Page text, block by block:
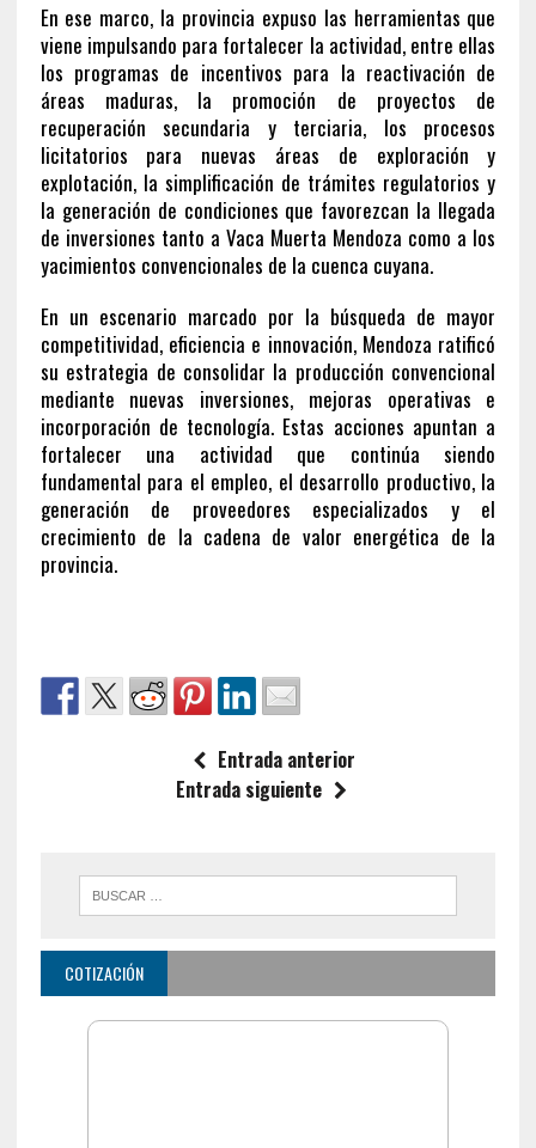
En ese marco, la provincia expuso las herramientas que
viene impulsando para fortalecer la actividad, entre ellas
los programas de incentivos para la reactivación de
áreas maduras, la promoción de proyectos de
recuperación secundaria y terciaria, los procesos
licitatorios para nuevas áreas de exploración y
explotación, la simplificación de trámites regulatorios y
la generación de condiciones que favorezcan la llegada
de inversiones tanto a Vaca Muerta Mendoza como a los
yacimientos convencionales de la cuenca cuyana.
En un escenario marcado por la búsqueda de mayor
competitividad, eficiencia e innovación, Mendoza ratificó
su estrategia de consolidar la producción convencional
mediante nuevas inversiones, mejoras operativas e
incorporación de tecnología. Estas acciones apuntan a
fortalecer una actividad que continúa siendo
fundamental para el empleo, el desarrollo productivo, la
generación de proveedores especializados y el
crecimiento de la cadena de valor energética de la
provincia.
Entrada anterior
Entrada siguiente
COTIZACIÓN